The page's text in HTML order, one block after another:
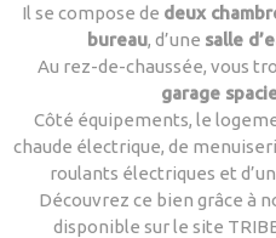
Il se compose de deux
bureau, d’une salle
Au rez-de-chaussée, vous
garage
Côté équipements, le
chaude électrique, de
roulants électriques et
Découvrez ce bien grâce à
disponible sur le site